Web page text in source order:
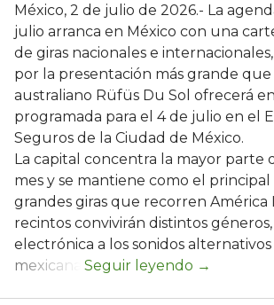
México, 2 de julio de 2026.- La
julio arranca en México con una
de giras nacionales e
por la presentación más grande
australiano Rüfüs Du Sol ofrecerá
programada para el 4 de julio en el
Seguros de la Ciudad de México.
La capital concentra la mayor parte
mes y se mantiene como el
grandes giras que recorren América
recintos convivirán distintos
electrónica a los sonidos alternativos
mexicana.